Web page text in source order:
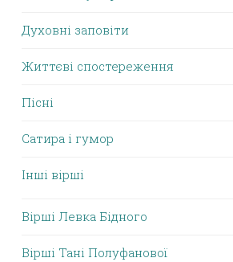
Духовні заповіти
Життєві спостереження
Пісні
Сатира і гумор
Інші вірші
Вірші Левка Бідного
Вірші Тані Полуфанової